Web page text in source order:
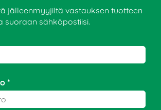
jälleenmyyjiltä vastauksen tuotteen
suoraan sähköpostiisi.
*